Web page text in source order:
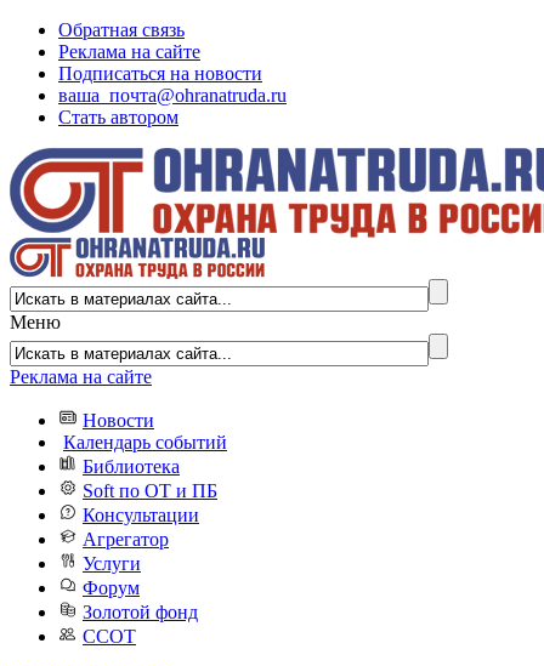
Обратная связь
Реклама на сайте
Подписаться на новости
ваша_почта@ohranatruda.ru
Стать автором
Меню
Реклама на сайте
Новости
Календарь событий
Библиотека
Soft по ОТ и ПБ
Консультации
Агрегатор
Услуги
Форум
Золотой фонд
ССОТ